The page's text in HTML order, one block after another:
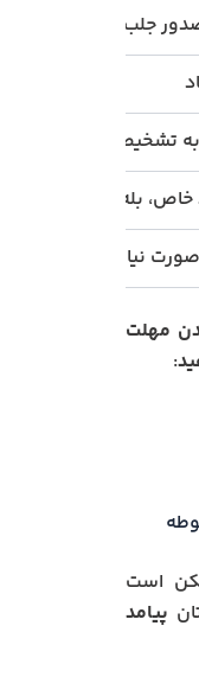
جلب
تشخیص قاضی دارد
خاص، بله
نیاز حیاتی به
مهلت
:
است
پیامد